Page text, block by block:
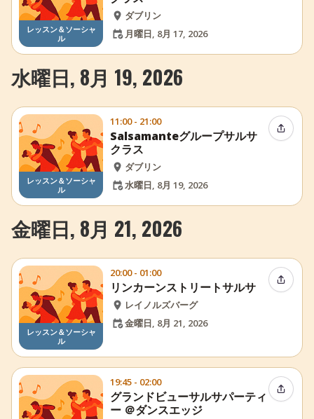
レッスン＆ソーシャ
ル
ダブリン
月曜日, 8月 17, 2026
水曜日, 8月 19, 2026
レッスン＆ソーシャ
ル
11:00 - 21:00
Salsamanteグループサルサ
クラス
ダブリン
水曜日, 8月 19, 2026
イベン
金曜日, 8月 21, 2026
レッスン＆ソーシャ
ル
20:00 - 01:00
リンカーンストリートサルサ
レイノルズバーグ
金曜日, 8月 21, 2026
イベン
19:45 - 02:00
グランドビューサルサパーティ
ー ＠ダンスエッジ
イベン